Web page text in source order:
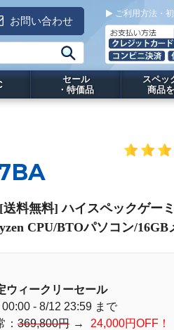
お問い合わせ
ご利用方法・
セール
・特価品
スペッ
商品
料無料] ハイスペックゲー
CPU/BTOパソコン/16GB
ウィークリーセール
00:00 - 8/12 23:59 まで
： 369,800円 → 24,000円OFF！